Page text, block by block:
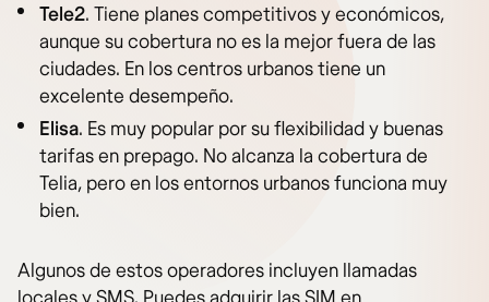
Tele2. Tiene planes competitivos y económicos,
aunque su cobertura no es la mejor fuera de las
ciudades. En los centros urbanos tiene un
excelente desempeño.
Elisa. Es muy popular por su flexibilidad y buenas
tarifas en prepago. No alcanza la cobertura de
Telia, pero en los entornos urbanos funciona muy
bien.
Algunos de estos operadores incluyen llamadas